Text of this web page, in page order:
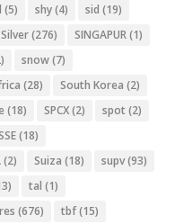
(5) shy(4) sid (19)
Silver(276) SINGAPUR(1)
snow(7)
(28) South Korea (2)
(18) SPCX(2) spot (2)
(18)
(2) Suiza (18) supv(93)
tal (1)
(676) tbf(15)